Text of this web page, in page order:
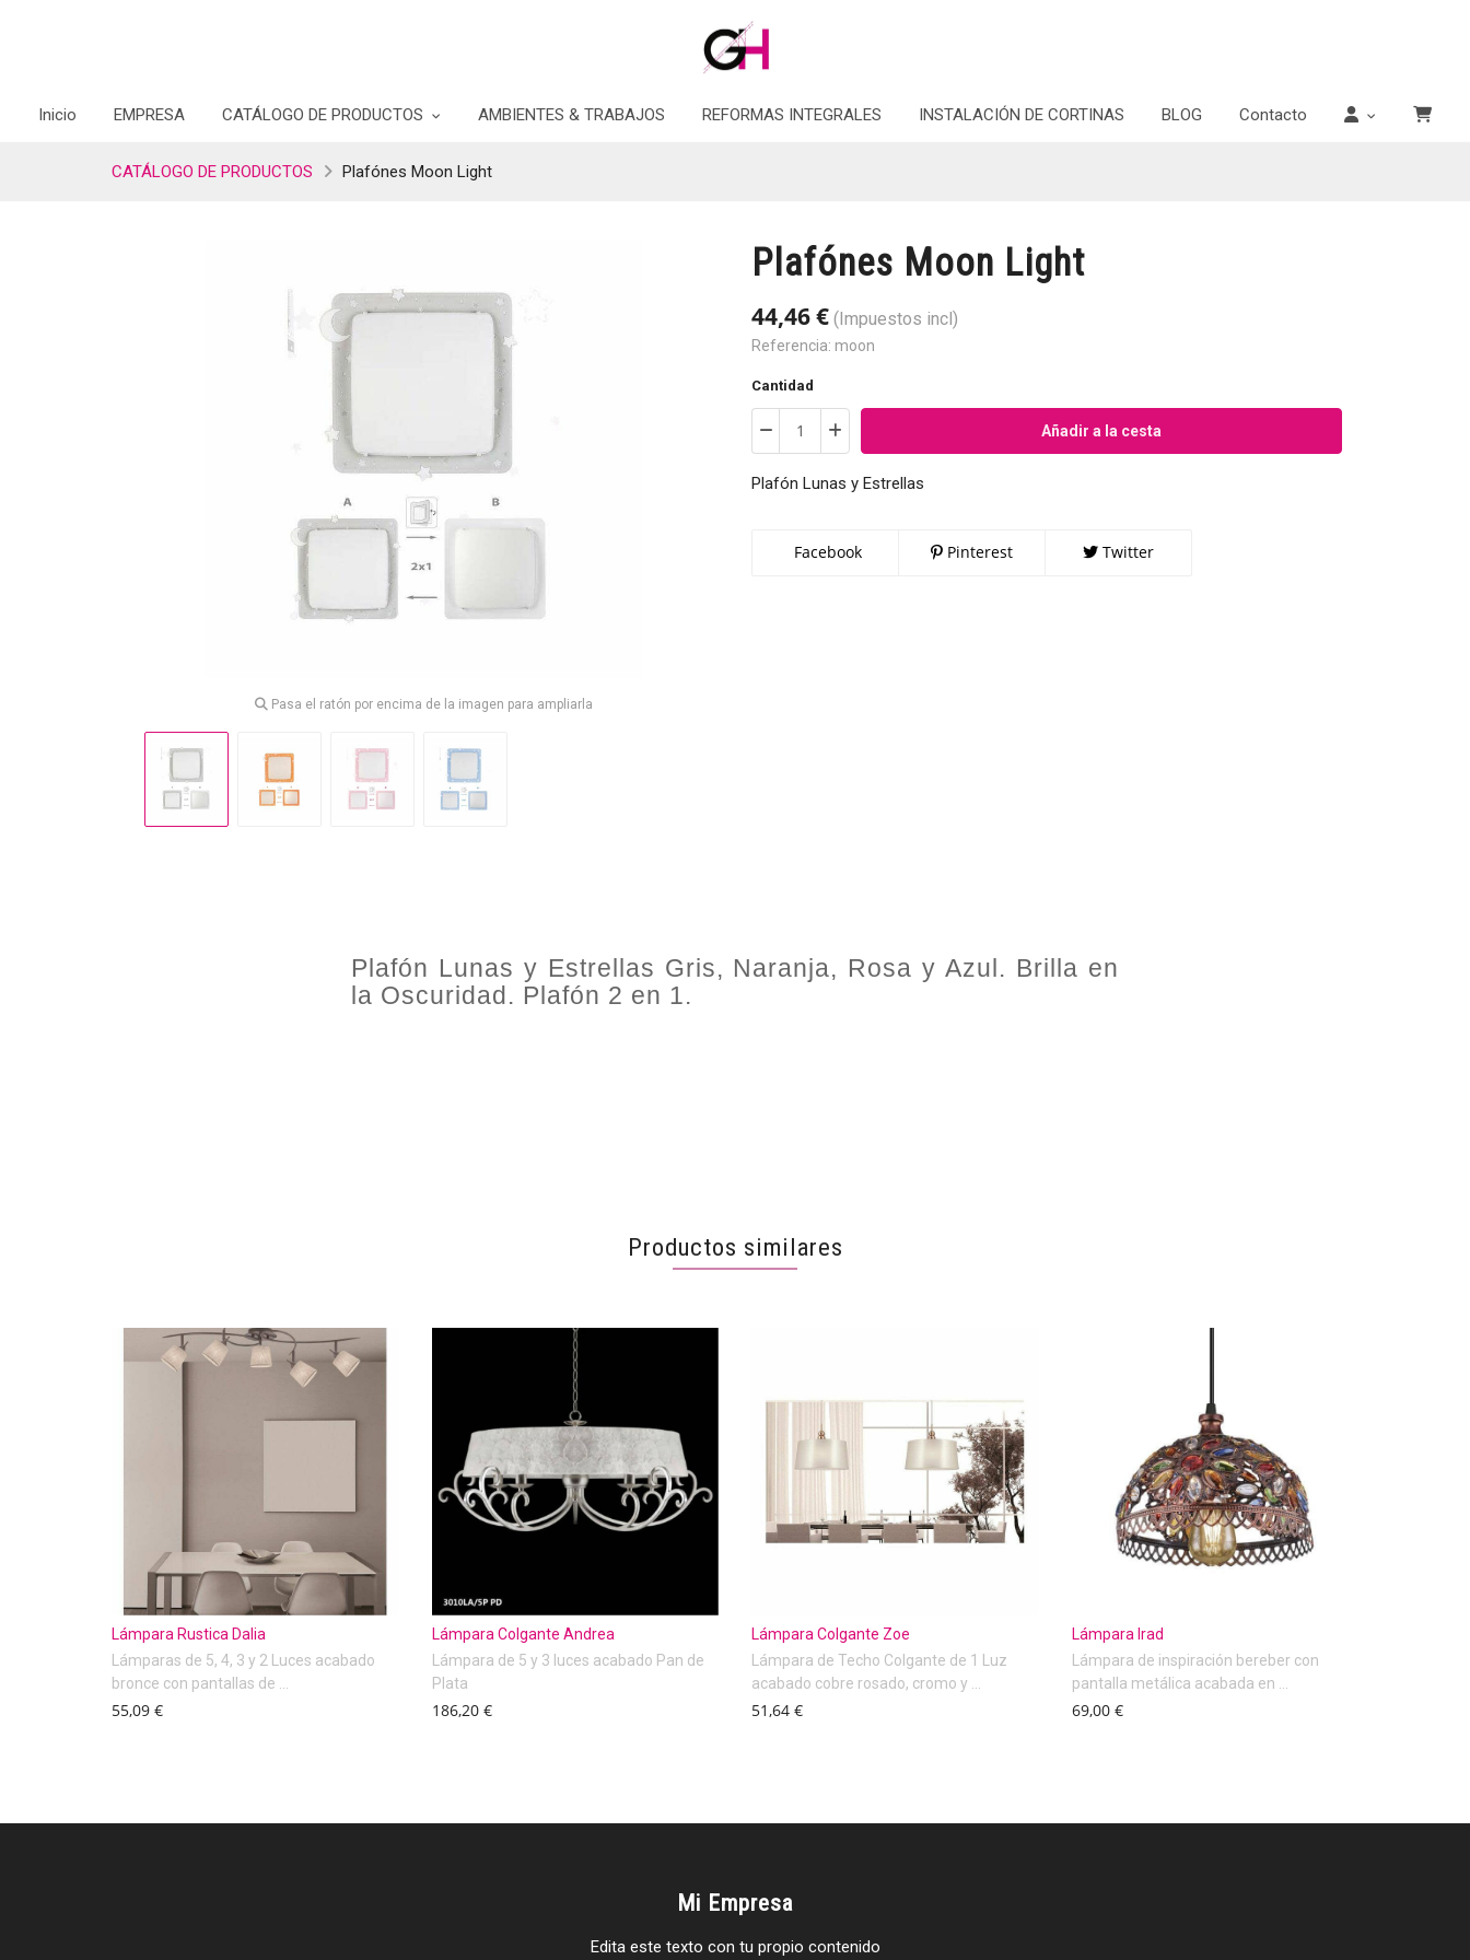
Inicio EMPRESA CATÁLOGO DE PRODUCTOS AMBIENTES & TRABAJOS REFORMAS INTEGRALES INSTALACIÓN DE CORTINAS BLOG Contacto
CATÁLOGO DE PRODUCTOS Plafónes Moon Light
Pasa el ratón por encima de la imagen para ampliarla
Plafónes Moon Light
44,46 € (Impuestos incl)
Referencia: moon
Cantidad
Añadir a la cesta
Plafón Lunas y Estrellas
Facebook Pinterest Twitter
Plafón Lunas y Estrellas Gris, Naranja, Rosa y Azul. Brilla en
la Oscuridad. Plafón 2 en 1.
Productos similares
Lámpara Rustica Dalia
Lámparas de 5, 4, 3 y 2 Luces acabado
bronce con pantallas de ...
55,09 €
Lámpara Colgante Andrea
Lámpara de 5 y 3 luces acabado Pan de
Plata
186,20 €
Lámpara Colgante Zoe
Lámpara de Techo Colgante de 1 Luz
acabado cobre rosado, cromo y ...
51,64 €
Lámpara Irad
Lámpara de inspiración bereber con
pantalla metálica acabada en ...
69,00 €
Mi Empresa
Edita este texto con tu propio contenido